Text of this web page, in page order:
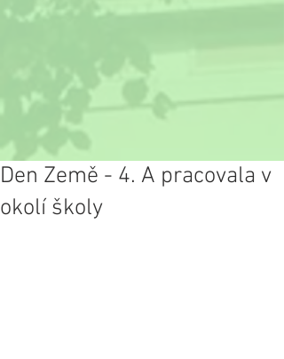
Den Země - 4. A pracovala v
okolí školy